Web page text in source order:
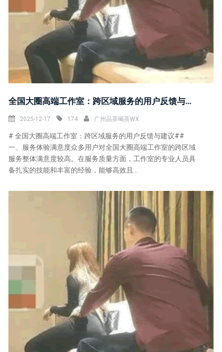
全国大圈高端工作室：跨区域服务的用户反馈与建议
2025-12-17 174 广州品茶喝茶WX
# 全国大圈高端工作室：跨区域服务的用户反馈与建议##
一、服务体验满意度众多用户对全国大圈高端工作室的跨区域
服务整体满意度较高。在服务质量方面，工作室的专业人员具
备扎实的技能和丰富的经验，能够高效且...